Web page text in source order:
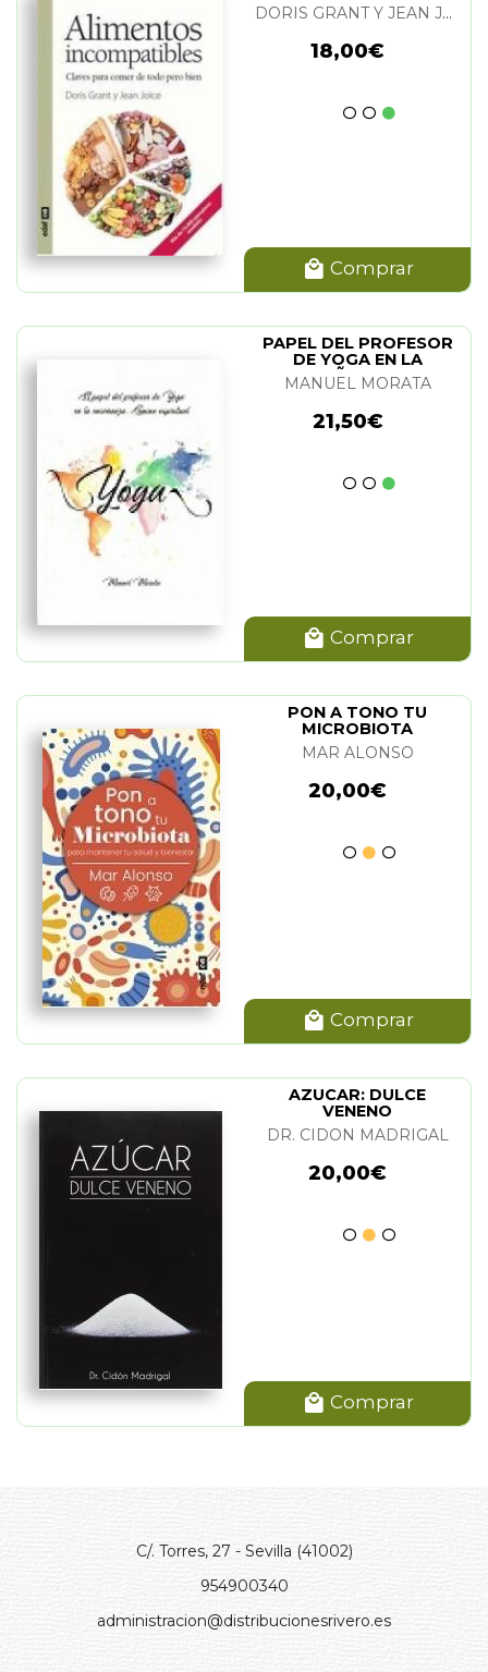
DORIS GRANT Y JEAN JOICE
18,00€
Comprar
PAPEL DEL PROFESOR
DE YOGA EN LA
ENSEÑANZA. EL
MANUEL MORATA
21,50€
Comprar
PON A TONO TU
MICROBIOTA
MAR ALONSO
20,00€
Comprar
AZUCAR: DULCE
VENENO
DR. CIDON MADRIGAL
20,00€
Comprar
C/. Torres, 27 - Sevilla (41002)
954900340
administracion@distribucionesrivero.es